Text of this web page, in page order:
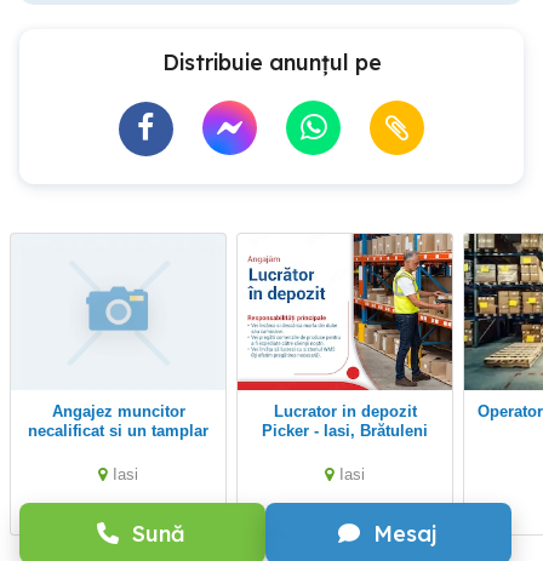
Sună Mesaj
Distribuie anunțul pe
Angajez muncitor
necalificat si un tamplar
Iasi
Lucrator in depozit
Picker - Iasi, Brătuleni
Iasi
Operator-Lucrător Pentru